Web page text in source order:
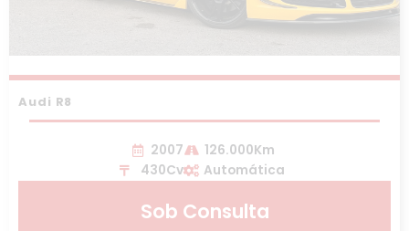
Audi R8
2007
126.000Km
430Cv
Automática
Sob Consulta